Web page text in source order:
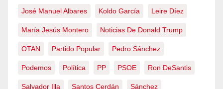
José Manuel Albares Koldo García Leire Díez
María Jesús Montero Noticias De Donald Trump
OTAN Partido Popular Pedro Sánchez
Podemos Política PP PSOE Ron DeSantis
Salvador Illa Santos Cerdán Sánchez